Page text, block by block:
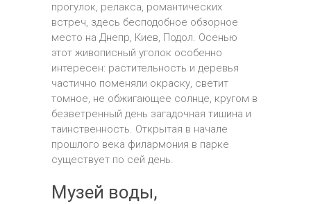
прогулок, релакса, романтических
встреч, здесь бесподобное обзорное
место на Днепр, Киев, Подол. Осенью
этот живописный уголок особенно
интересен: растительность и деревья
частично поменяли окраску, светит
томное, не обжигающее солнце, кругом в
безветренный день загадочная тишина и
таинственность. Открытая в начале
прошлого века филармония в парке
существует по сей день.
Музей воды,